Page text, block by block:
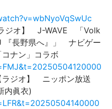
ジオ】 J-WAVE 「Volk
『長野県へ』」 ナビゲー
ナン」コラボ
ジオ】 ニッポン放送
内眞衣)